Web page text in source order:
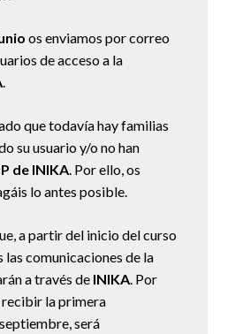
os enviamos por correo
de acceso a la
.
que todavía hay familias
su usuario y/o no han
de INIKA. Por ello, os
lo antes posible.
a partir del inicio del curso
las comunicaciones de la
a través de INIKA. Por
la primera
será